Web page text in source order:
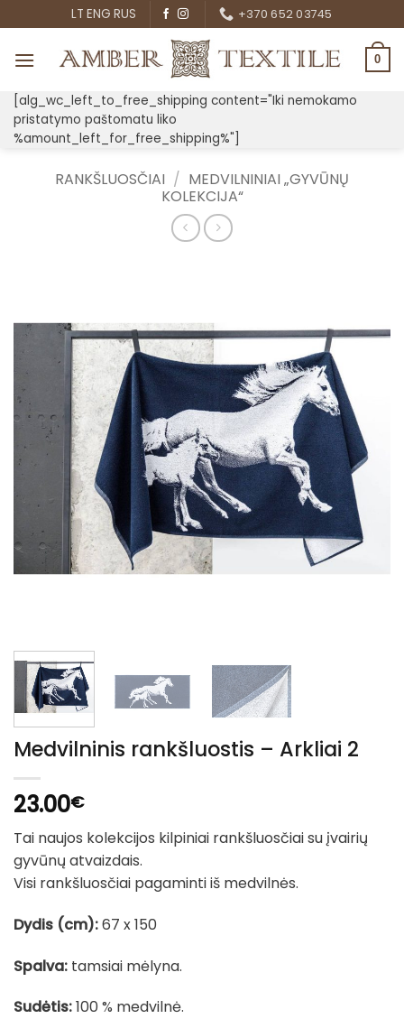
to
content
LT ENG RUS +370 652 03745
0
[alg_wc_left_to_free_shipping content="Iki nemokamo
pristatymo paštomatu liko
%amount_left_for_free_shipping%"]
RANKŠLUOSČIAI / MEDVILNINIAI „GYVŪNŲ
KOLEKCIJA“
Medvilninis rankšluostis – Arkliai 2
23.00€
Tai naujos kolekcijos kilpiniai rankšluosčiai su įvairių
gyvūnų atvaizdais.
Visi rankšluosčiai pagaminti iš medvilnės.
Dydis (cm):67 x 150
Spalva: tamsiai mėlyna.
Sudėtis:100 % medvilnė.